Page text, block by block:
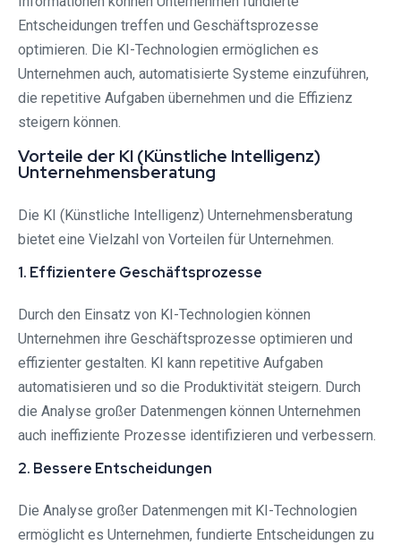
Entscheidungen treffen und Geschäftsprozesse
optimieren. Die KI-Technologien ermöglichen es
Unternehmen auch, automatisierte Systeme einzuführen,
die repetitive Aufgaben übernehmen und die Effizienz
steigern können.
Vorteile der KI (Künstliche Intelligenz)
Unternehmensberatung
Die KI (Künstliche Intelligenz) Unternehmensberatung
bietet eine Vielzahl von Vorteilen für Unternehmen.
1. Effizientere Geschäftsprozesse
Durch den Einsatz von KI-Technologien können
Unternehmen ihre Geschäftsprozesse optimieren und
effizienter gestalten. KI kann repetitive Aufgaben
automatisieren und so die Produktivität steigern. Durch
die Analyse großer Datenmengen können Unternehmen
auch ineffiziente Prozesse identifizieren und verbessern.
2. Bessere Entscheidungen
Die Analyse großer Datenmengen mit KI-Technologien
ermöglicht es Unternehmen, fundierte Entscheidungen zu